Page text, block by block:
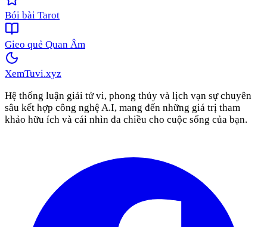
Bói bài Tarot
Gieo quẻ Quan Âm
XemTuvi.xyz
Hệ thống luận giải tử vi, phong thủy và lịch vạn sự chuyên
sâu kết hợp công nghệ A.I, mang đến những giá trị tham
khảo hữu ích và cái nhìn đa chiều cho cuộc sống của bạn.